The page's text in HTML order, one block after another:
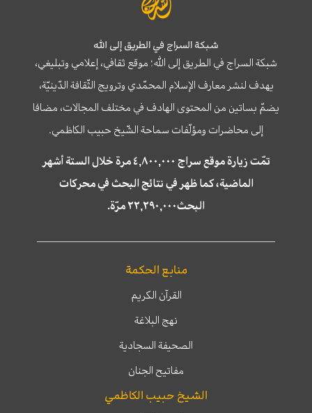
شبكة السراج في الطريق إلى الله
شبكة السراج في الطريق إلى الله؛ موقع ثقافي، إعلامي وتبليغي،
يهدف لنشر معارف الإسلام المحمّدي وترويج الثّقافة الدّينيّة،
يضمّ بساتين من المحتوى الهادف في مختلف المجالات، مضافا
إلى محاضرات ومؤلّفات سماحة الشّيخ حبيب الكاظمي.
تمّت زيارة موقع سراج ٤,٨٠٠,٠٠٠ مرة خلال الستة أشهر
الماضية، كما ظهر في نتائج البحث في محركات
البحث٢٢,٢٩٠,٠٠٠ مرّة.
منابع الحكمة
القرآن الكريم
نهج البلاغة
الصحيفة السجادية
مفاتيح الجنان
الشيخ حبيب الكاظمي